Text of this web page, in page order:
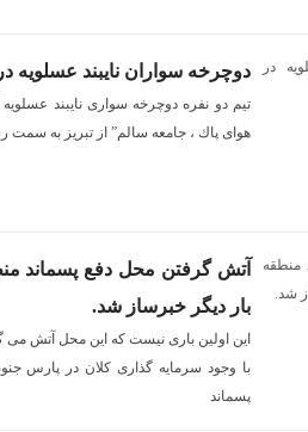
دوچرخه سواران نايبند عسلويه
تيم دو نفره دوچرخه سوارى نايبند
هواى پاك ، جامعه سالم” از تبريز به
آتش گرفتن محل دفع پسماند
بار ديگر خبرساز شد.
اين اولين بارى نيست كه اين محل آتش
با وجود سرمايه گذارى كلان در پارس
پسماند